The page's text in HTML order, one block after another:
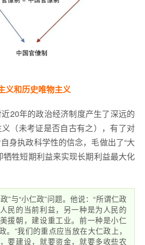
义和历史唯物主义
20年的政治经济制度产生了深远的
（未考证是否自古有之），有了对
身执政科学性的信念，毛做出了“大
牺牲短期利益来实现长期利益最大化
”与“小仁政”问题。他说：“所谓仁政
民的当前利益，另一种是为人民的
援朝，建设重工业。前一种是小仁
。”我们的重点应当放在大仁政上，
要建设，就要资金，就要多收些农